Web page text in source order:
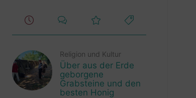
Religion und Kultur
Über aus der Erde
geborgene
Grabsteine und den
besten Honig